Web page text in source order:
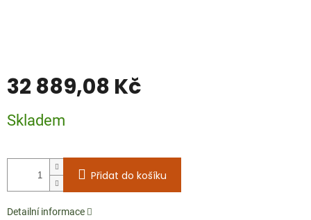
32 889,08 Kč
cena:
Skladem
Přidat do košíku
Detailní informace